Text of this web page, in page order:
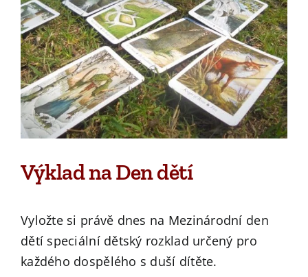
Výklad na Den dětí
Vyložte si právě dnes na Mezinárodní den
dětí speciální dětský rozklad určený pro
každého dospělého s duší dítěte.